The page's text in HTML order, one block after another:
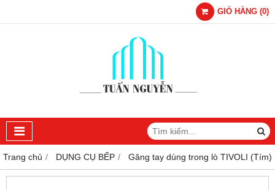
GIỎ HÀNG (0)
Trang chủ DỤNG CỤ BẾP Găng tay dùng trong lò TIVOLI (Tím)